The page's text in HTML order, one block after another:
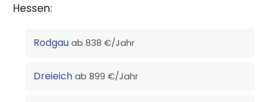
Hessen:
Rodgau ab 838 €/Jahr
Dreieich ab 899 €/Jahr